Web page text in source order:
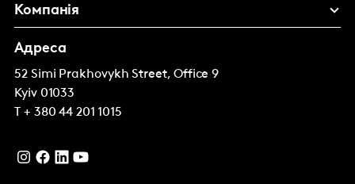
Компанія
Адреса
52 Simi Prakhovykh Street, Office 9
Kyiv 01033
+ 380 44 201 1015